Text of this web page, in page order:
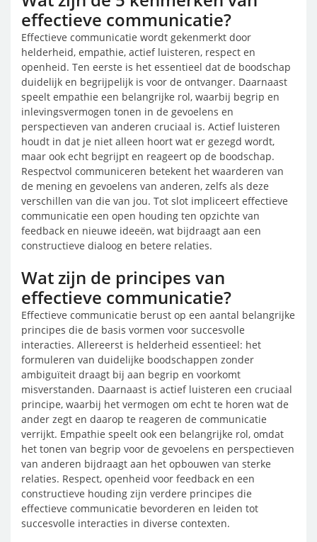
effectieve communicatie?
Effectieve communicatie wordt gekenmerkt door
helderheid, empathie, actief luisteren, respect en
openheid. Ten eerste is het essentieel dat de boodschap
duidelijk en begrijpelijk is voor de ontvanger. Daarnaast
speelt empathie een belangrijke rol, waarbij begrip en
inlevingsvermogen tonen in de gevoelens en
perspectieven van anderen cruciaal is. Actief luisteren
houdt in dat je niet alleen hoort wat er gezegd wordt,
maar ook echt begrijpt en reageert op de boodschap.
Respectvol communiceren betekent het waarderen van
de mening en gevoelens van anderen, zelfs als deze
verschillen van die van jou. Tot slot impliceert effectieve
communicatie een open houding ten opzichte van
feedback en nieuwe ideeën, wat bijdraagt aan een
constructieve dialoog en betere relaties.
Wat zijn de principes van
effectieve communicatie?
Effectieve communicatie berust op een aantal belangrijke
principes die de basis vormen voor succesvolle
interacties. Allereerst is helderheid essentieel: het
formuleren van duidelijke boodschappen zonder
ambiguïteit draagt bij aan begrip en voorkomt
misverstanden. Daarnaast is actief luisteren een cruciaal
principe, waarbij het vermogen om echt te horen wat de
ander zegt en daarop te reageren de communicatie
verrijkt. Empathie speelt ook een belangrijke rol, omdat
het tonen van begrip voor de gevoelens en perspectieven
van anderen bijdraagt aan het opbouwen van sterke
relaties. Respect, openheid voor feedback en een
constructieve houding zijn verdere principes die
effectieve communicatie bevorderen en leiden tot
succesvolle interacties in diverse contexten.